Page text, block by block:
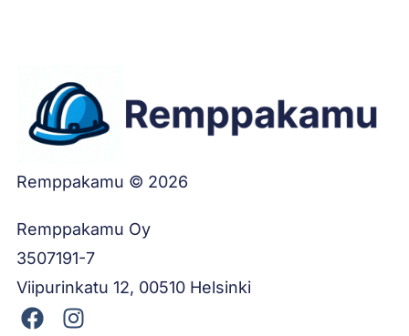
Remppakamu © 2026
Remppakamu Oy
3507191-7
Viipurinkatu 12, 00510 Helsinki